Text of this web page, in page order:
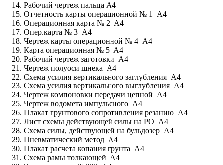
Рабочий чертеж пальца А4
Отчетность карты операционной № 1 А4
Операционная карта № 2 А4
Опер.карта № 3 А4
Чертеж карты операционной № 4 А4
Карта операционная № 5 А4
Рабочий чертеж заготовки А4
Чертеж полуоси шнека А4
Схема усилия вертикального заглубления А4
Схема усилия вертикального выглубления А4
Чертеж компоновки передачи цепной А4
Чертеж водомета импульсного А4
Плакат грунтового сопротивления резанию А4
Лист схемы действующей силы на РО А4
Схема силы, действующей на бульдозер А4
Пневматический метод А4
Плакат расчета копания грунта А4
Схема рамы толкающей А4